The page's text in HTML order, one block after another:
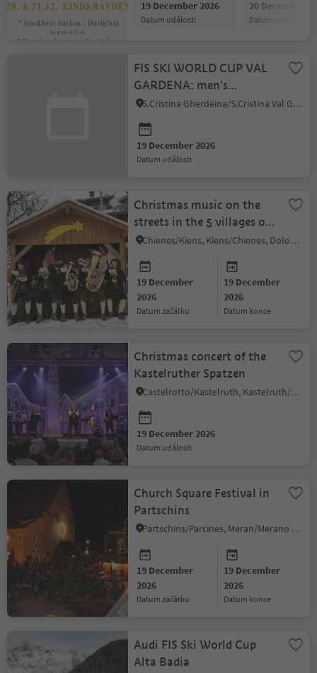
19 December 2026
datum události
20 December
datum události
FIS SKI WORLD CUP VAL
GARDENA: men's
Downhill
S.Cristina Gherdëina/S.Cristina Val Gardena/S.Cristina Gherdëina/St.Christina in Gröden, S.Crestina Gherdëina/Santa Cristina Val Gardana, Dolomites Region Val Gardena
19 December 2026
datum události
Christmas music on the
streets in the 5 villages of
Kiens/Chienes
Chienes/Kiens, Kiens/Chienes, Dolomites Region Kronplatz/Plan de Corones
19 December
2026
datum začátku
19 December
2026
datum konce
Christmas concert of the
Kastelruther Spatzen
Castelrotto/Kastelruth, Kastelruth/Castelrotto, Dolomites Region Seiser Alm
19 December 2026
datum události
Church Square Festival in
Partschins
Partschins/Parcines, Meran/Merano and environs
19 December
2026
datum začátku
19 December
2026
datum konce
Audi FIS Ski World Cup
Alta Badia